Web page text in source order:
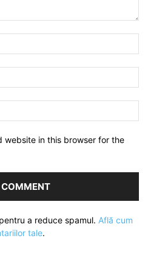
website in this browser for the
a reduce spamul. Află cum
tale.